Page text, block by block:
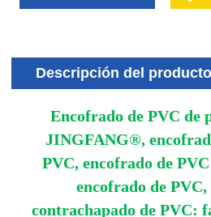
Descripción del producto
Encofrado de PVC de
JINGFANG®,
PVC, encofrado de
encofrado de
contrachapado de PVC: